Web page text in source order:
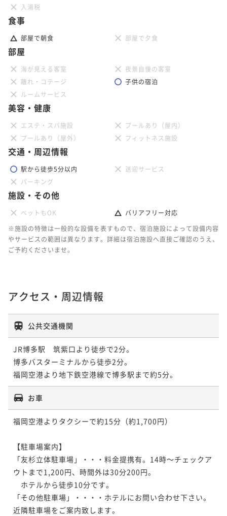
入湯税
食事
部屋で朝食 部屋で夕食
部屋
海が見える客室
夜景自慢の客室
離れ・コテージ
子供の宿泊
ルームサービス
美容・健康
エステ・スパ施設
プールあり（屋内）
プールあり（屋外）
フィットネス施設
交通・周辺情報
駅から徒歩5分以内
送迎サービス
パーキング
施設・その他
ペットもOK
バリアフリー対応
※施設の特徴は一般的な設備を表すもので、宿泊施設によって設備内容
やサービスの範囲は異なります。詳細は宿泊施設へ直接ご確認のうえ、
ご予約くださいませ。
アクセス・周辺情報
公共交通機関
JR博多駅　筑紫口より徒歩で2分。
博多バスターミナルから徒歩2分。
お車
福岡空港よりタクシーで約15分（約1,700円）
【駐車場案内】
「友杉立体駐車場」・・・料金提携有。14時～チェックア
ウトまで1,200円、時間外は30分200円。
ホテルから徒歩10分です。
「その他駐車場」・・・・ホテルにお問い合わせ下さい。
近隣駐車場をご案内致します。